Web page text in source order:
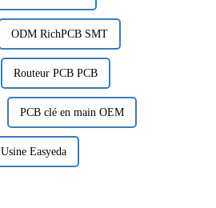
ODM RichPCB SMT
Routeur PCB PCB
PCB clé en main OEM
Usine Easyeda